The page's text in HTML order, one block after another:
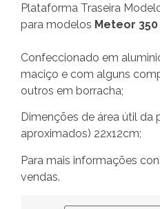
Plataforma Traseira
para modelos Meteor 350
Confeccionado em
maciço e com alguns
outros em borracha;
Dimenções de área útil da
aproximados) 22x12cm;
Para mais informações
vendas.